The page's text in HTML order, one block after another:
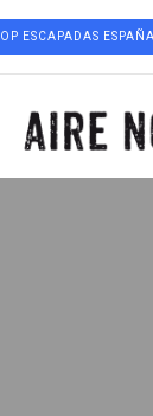
ESCAPADAS ESPAÑA